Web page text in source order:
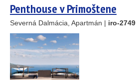
Penthouse v Primoštene
Severná Dalmácia, Apartmán | iro-2749